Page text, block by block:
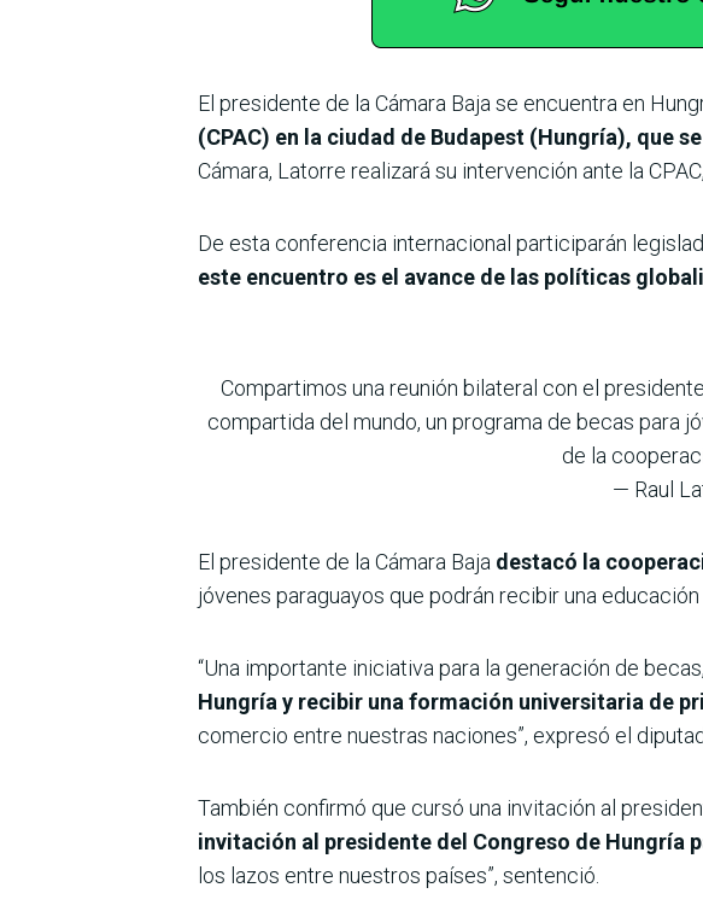
El presidente de la Cámara Baja se encuentra en
(CPAC) en la ciudad de Budapest (Hungría), que
Cámara, Latorre realizará su intervención ante la
De esta conferencia internacional participarán
este encuentro es el avance de las políticas
Compartimos una reunión bilateral con el
compartida del mundo, un programa de becas para
de la
— Raul
El presidente de la Cámara Baja destacó la
jóvenes paraguayos que podrán recibir una
“Una importante iniciativa para la generación de
Hungría y recibir una formación universitaria de
comercio entre nuestras naciones”, expresó el
También confirmó que cursó una invitación al
invitación al presidente del Congreso de Hungría
los lazos entre nuestros países”, sentenció.